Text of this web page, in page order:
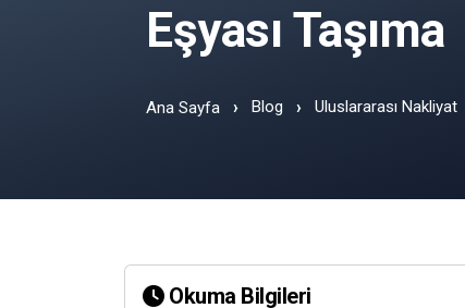
Eşyası Taşıma
Ana Sayfa Blog Uluslararası Nakliyat
Okuma Bilgileri